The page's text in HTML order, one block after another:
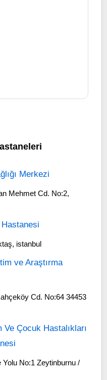
Merkezi
Mehmet Cd. No:2,
istanbul
ve Araştırma
Cd. No:64 34453
Ve Çocuk Hastalıkları
Yolu No:1 Zeytinburnu /